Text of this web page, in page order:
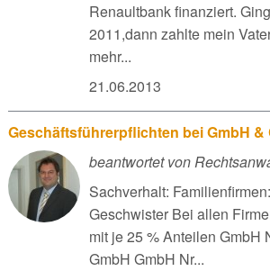
Renaultbank finanziert.
2011,dann zahlte mein
mehr...
21.06.2013
Geschäftsführerpflichten bei GmbH &
beantwortet von
Sachverhalt:
Geschwister Bei allen
mit je 25 % Anteilen GmbH
GmbH GmbH Nr...